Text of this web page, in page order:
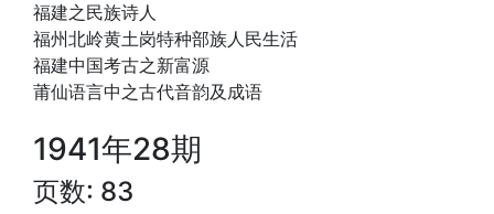
福建之民族诗人
福州北岭黄土岗特种部族人民生活
福建中国考古之新富源
莆仙语言中之古代音韵及成语
1941年28期
页数: 83